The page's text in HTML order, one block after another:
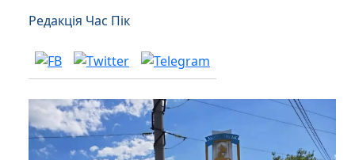
Редакція Час Пік